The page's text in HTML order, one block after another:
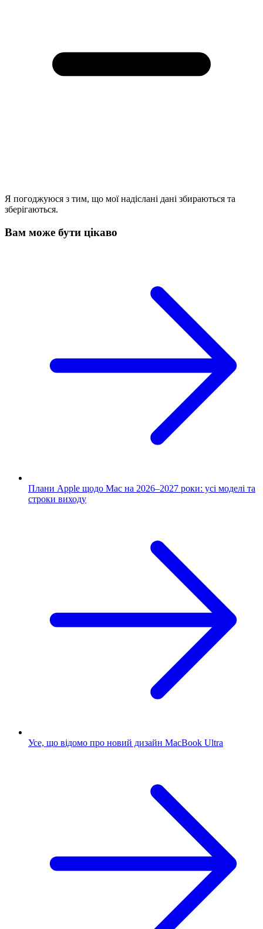
Я погоджуюся з тим, що мої надіслані дані збираються та
зберігаються.
Вам може бути цікаво
Плани Apple щодо Mac на 2026–2027 роки: усі моделі та
строки виходу
Усе, що відомо про новий дизайн MacBook Ultra